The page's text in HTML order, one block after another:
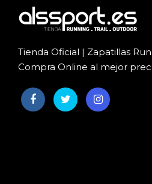
Tienda Oficial | Zapatillas
Compra Online al mejor